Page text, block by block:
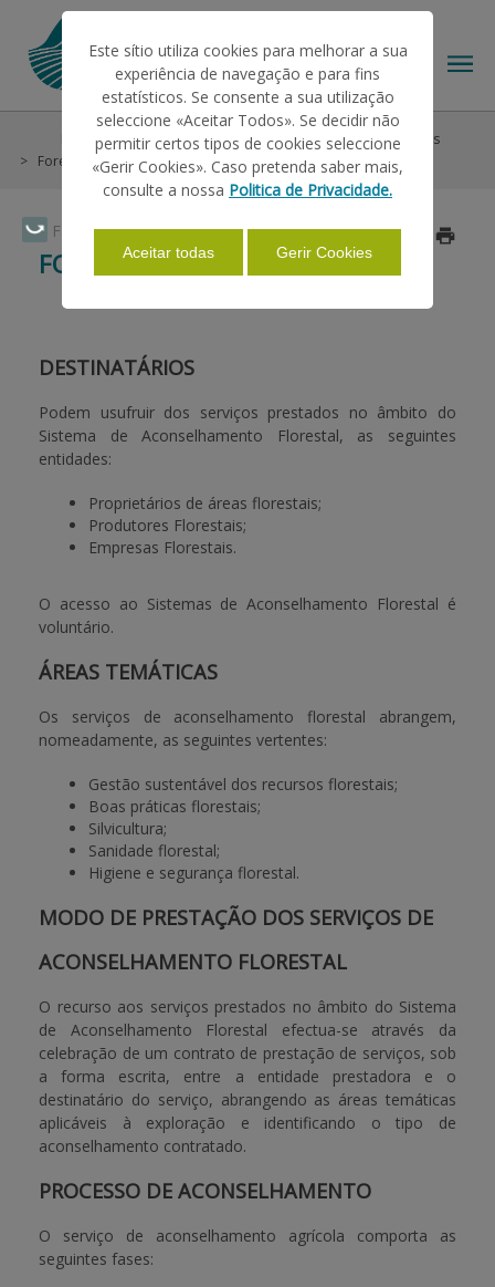
Faça Swipe para ver o menu
HELP/SUPPORT
INFORMATIONS
PAYMENTS
BENEFICIARY SUPPORT
Login / Register
Informations Agricultural Counseling Systems
Azores
Forest Counseling System
FOREST COUNSELING SYSTEM
Updated on 2022/11/15
DESTINATÁRIOS
Podem usufruir dos serviços prestados no âmbito do
Sistema de Aconselhamento Florestal, as seguintes
entidades:
Proprietários de áreas florestais;
Produtores Florestais;
Empresas Florestais.
O acesso ao Sistemas de Aconselhamento Florestal é
voluntário.
ÁREAS TEMÁTICAS
Os serviços de aconselhamento florestal abrangem,
nomeadamente, as seguintes vertentes:
Gestão sustentável dos recursos florestais;
Boas práticas florestais;
Silvicultura;
Sanidade florestal;
Higiene e segurança florestal.
MODO DE PRESTAÇÃO DOS SERVIÇOS DE
ACONSELHAMENTO FLORESTAL
O recurso aos serviços prestados no âmbito do Sistema
de Aconselhamento Florestal efectua-se através da
celebração de um contrato de prestação de serviços, sob
a forma escrita, entre a entidade prestadora e o
destinatário do serviço, abrangendo as áreas temáticas
aplicáveis à exploração e identificando o tipo de
aconselhamento contratado.
PROCESSO DE ACONSELHAMENTO
O serviço de aconselhamento agrícola comporta as
seguintes fases:
Este sítio utiliza cookies para melhorar a sua
experiência de navegação e para fins
estatísticos. Se consente a sua utilização
seleccione «Aceitar Todos». Se decidir não
permitir certos tipos de cookies seleccione
«Gerir Cookies». Caso pretenda saber mais,
consulte a nossa Politica de Privacidade.
Aceitar todas Gerir Cookies